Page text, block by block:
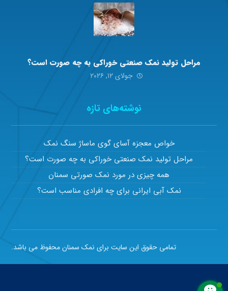
مراحل تولید نمک صنعتی خوراکی به چه صورت است؟
جولای ۱۲, ۲۰۲۶
نوشته‌های تازه
خواص معجزه آسای گوی ماساژ سنگ نمک
مراحل تولید نمک صنعتی خوراکی به چه صورت است؟
همه چیزی در مورد نمک صورتی سمنان
نمک آبی ایرانی برای چه افرادی مناسب است؟
تمامی حقوق این سایت برای نمک سمنان محفوظ می باشد.